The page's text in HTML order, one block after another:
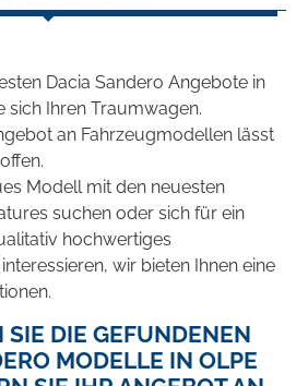
Dacia Sandero Angebote in
sich Ihren Traumwagen.
an Fahrzeugmodellen lässt
Modell mit den neuesten
suchen oder sich für ein
hochwertiges
wir bieten Ihnen eine
SIE DIE GEFUNDENEN
MODELLE IN OLPE